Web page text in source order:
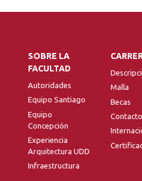
SOBRE LA
FACULTAD
Autoridades
Equipo Santiago
Equipo
Concepción
Experiencia
Arquitectura UDD
Infraestructura
Malla
Becas
Contacto